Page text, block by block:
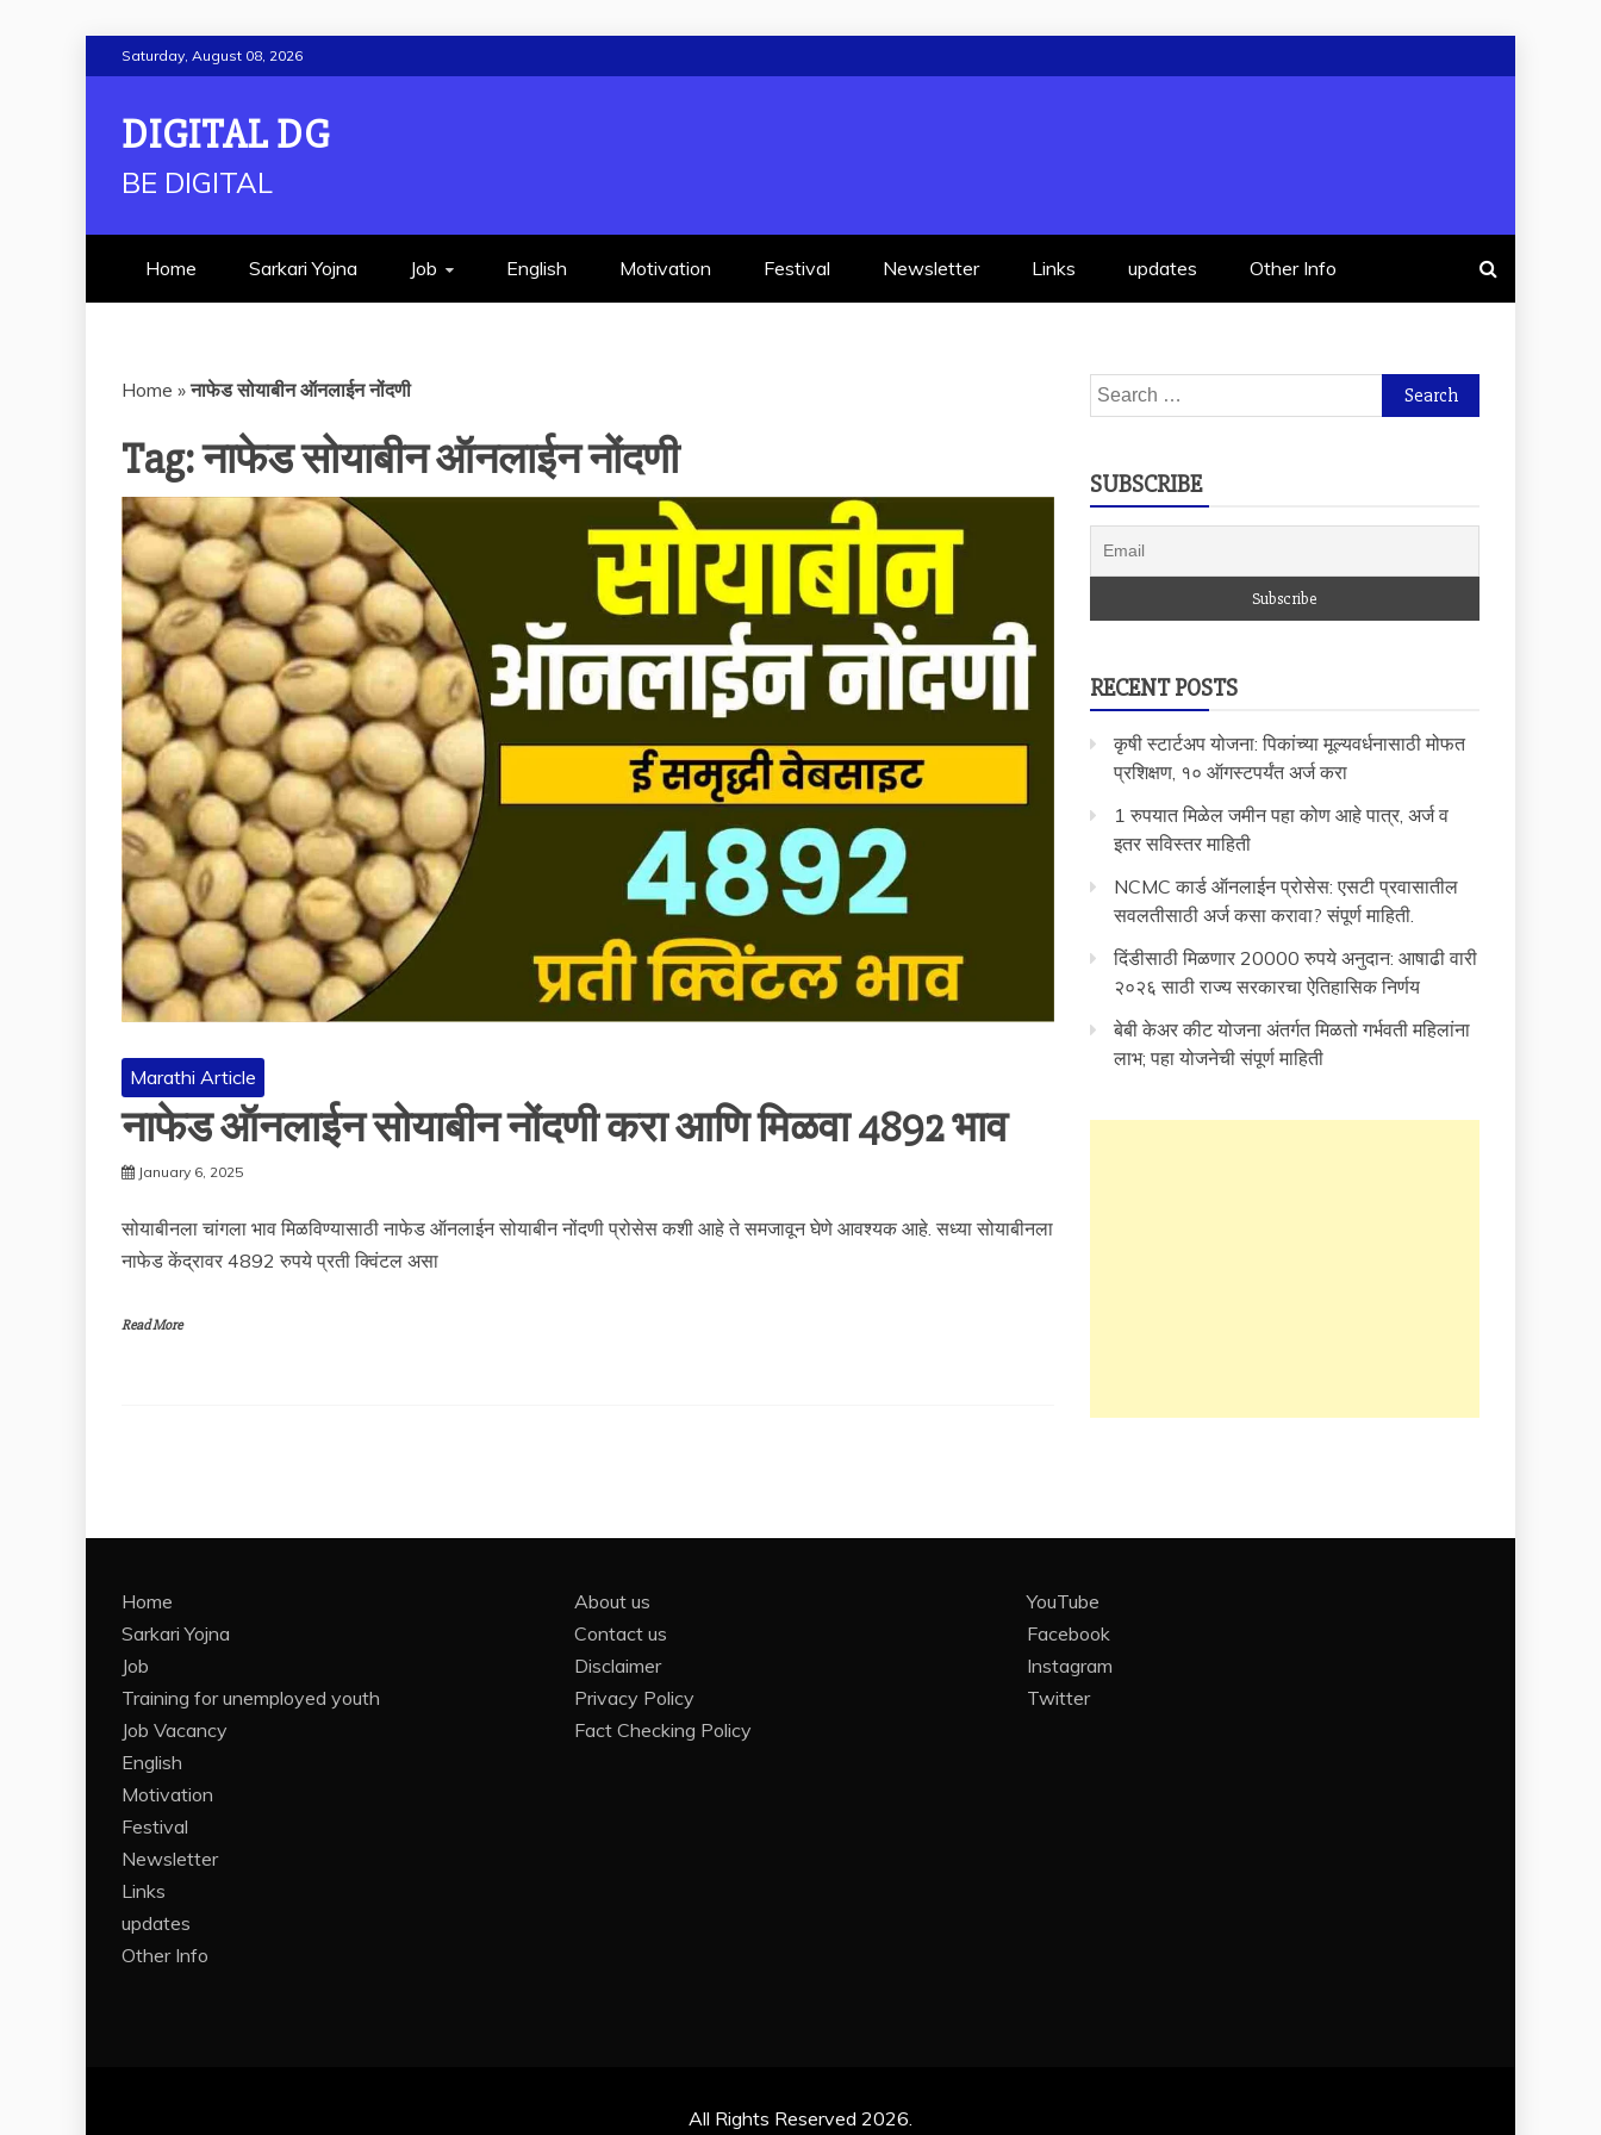
to
content
Saturday, August 08, 2026
DIGITAL DG
BE DIGITAL
Home Sarkari Yojna Job English Motivation Festival Newsletter Links updates Other Info
Home »नाफेड सोयाबीन ऑनलाईन नोंदणी
Tag:नाफेड सोयाबीन ऑनलाईन नोंदणी
Marathi Article
नाफेड ऑनलाईन सोयाबीन नोंदणी करा आणि मिळवा 4892 भाव
January 6, 2025
सोयाबीनला चांगला भाव मिळविण्यासाठी नाफेड ऑनलाईन सोयाबीन नोंदणी प्रोसेस कशी आहे ते समजावून घेणे आवश्यक आहे. सध्या सोयाबीनला
नाफेड केंद्रावर 4892 रुपये प्रती क्विंटल असा
Read More
Search
for:
SUBSCRIBE
RECENT POSTS
कृषी स्टार्टअप योजना: पिकांच्या मूल्यवर्धनासाठी मोफत
प्रशिक्षण, १० ऑगस्टपर्यंत अर्ज करा
1 रुपयात मिळेल जमीन पहा कोण आहे पात्र, अर्ज व
इतर सविस्तर माहिती
NCMC कार्ड ऑनलाईन प्रोसेस: एसटी प्रवासातील
सवलतीसाठी अर्ज कसा करावा? संपूर्ण माहिती.
दिंडीसाठी मिळणार 20000 रुपये अनुदान: आषाढी वारी
२०२६ साठी राज्य सरकारचा ऐतिहासिक निर्णय
बेबी केअर कीट योजना अंतर्गत मिळतो गर्भवती महिलांना
लाभ; पहा योजनेची संपूर्ण माहिती
Home
Sarkari Yojna
Job
Training for unemployed youth
Job Vacancy
English
Motivation
Festival
Newsletter
Links
updates
Other Info
About us
Contact us
Disclaimer
Privacy Policy
Fact Checking Policy
YouTube
Facebook
Instagram
Twitter
All Rights Reserved 2026.